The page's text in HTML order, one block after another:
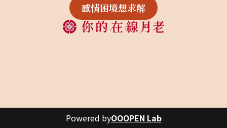
感情困境想求解
Powered byOOOPEN Lab